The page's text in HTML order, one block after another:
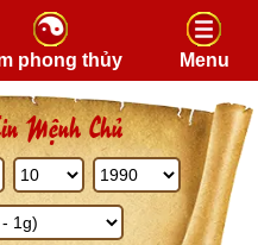
Skip to content
phong thủy Menu
Mệnh Chủ